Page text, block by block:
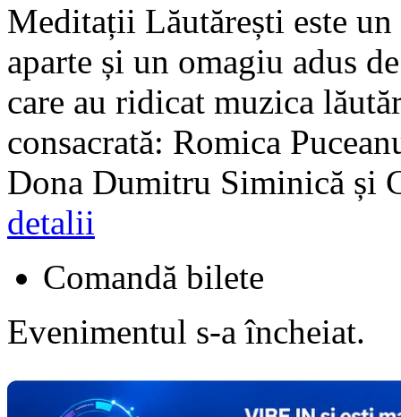
Meditații Lăutărești este
aparte și un omagiu adus
care au ridicat muzica
consacrată: Romica
Dona Dumitru Siminică și
detalii
Comandă bilete
Evenimentul s-a încheiat.